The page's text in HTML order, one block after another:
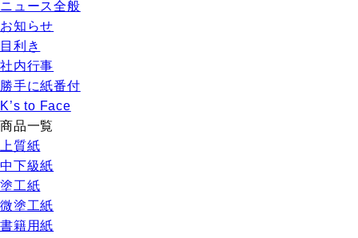
ニュース全般
お知らせ
目利き
社内行事
勝手に紙番付
K’s to Face
商品一覧
上質紙
中下級紙
塗工紙
微塗工紙
書籍用紙